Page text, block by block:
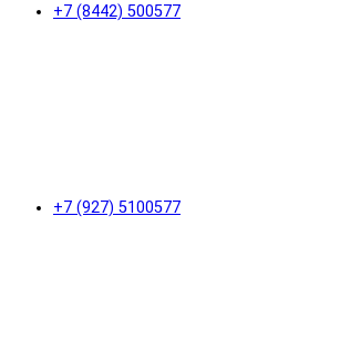
+7 (8442) 500577
+7 (927) 5100577